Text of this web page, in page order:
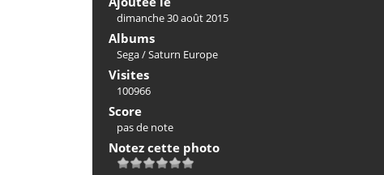
dimanche 30 août 2015
Albums
Sega/Saturn Europe
Visites
100966
Score
pas de note
Notez cette photo